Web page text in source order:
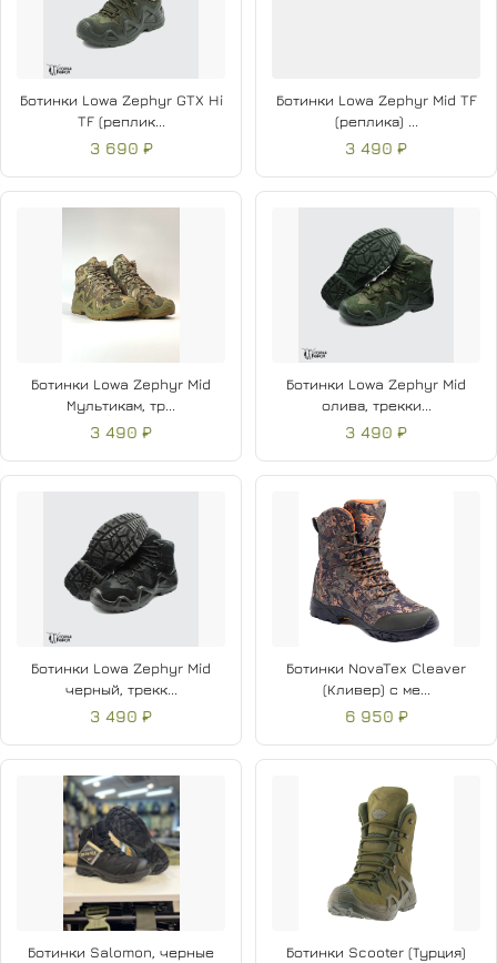
Ботинки Lowa Zephyr GTX Hi
TF (реплик...
3 690 ₽
Ботинки Lowa Zephyr Mid TF
(реплика) ...
3 490 ₽
Ботинки Lowa Zephyr Mid
Мультикам, тр...
3 490 ₽
Ботинки Lowa Zephyr Mid
олива, трекки...
3 490 ₽
Ботинки Lowa Zephyr Mid
черный, трекк...
3 490 ₽
Ботинки NovaTex Cleaver
(Кливер) с ме...
6 950 ₽
Ботинки Salomon, черные Ботинки Scooter (Турция)